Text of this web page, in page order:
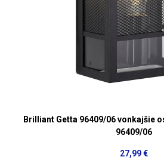
Brilliant Getta 96409/06 vonkajšie
96409/06
27,99 €